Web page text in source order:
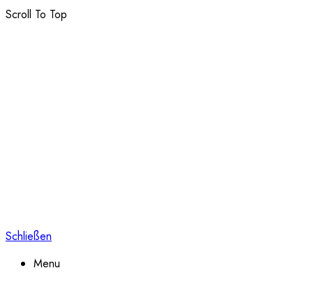
Scroll To Top
Schließen
Menu